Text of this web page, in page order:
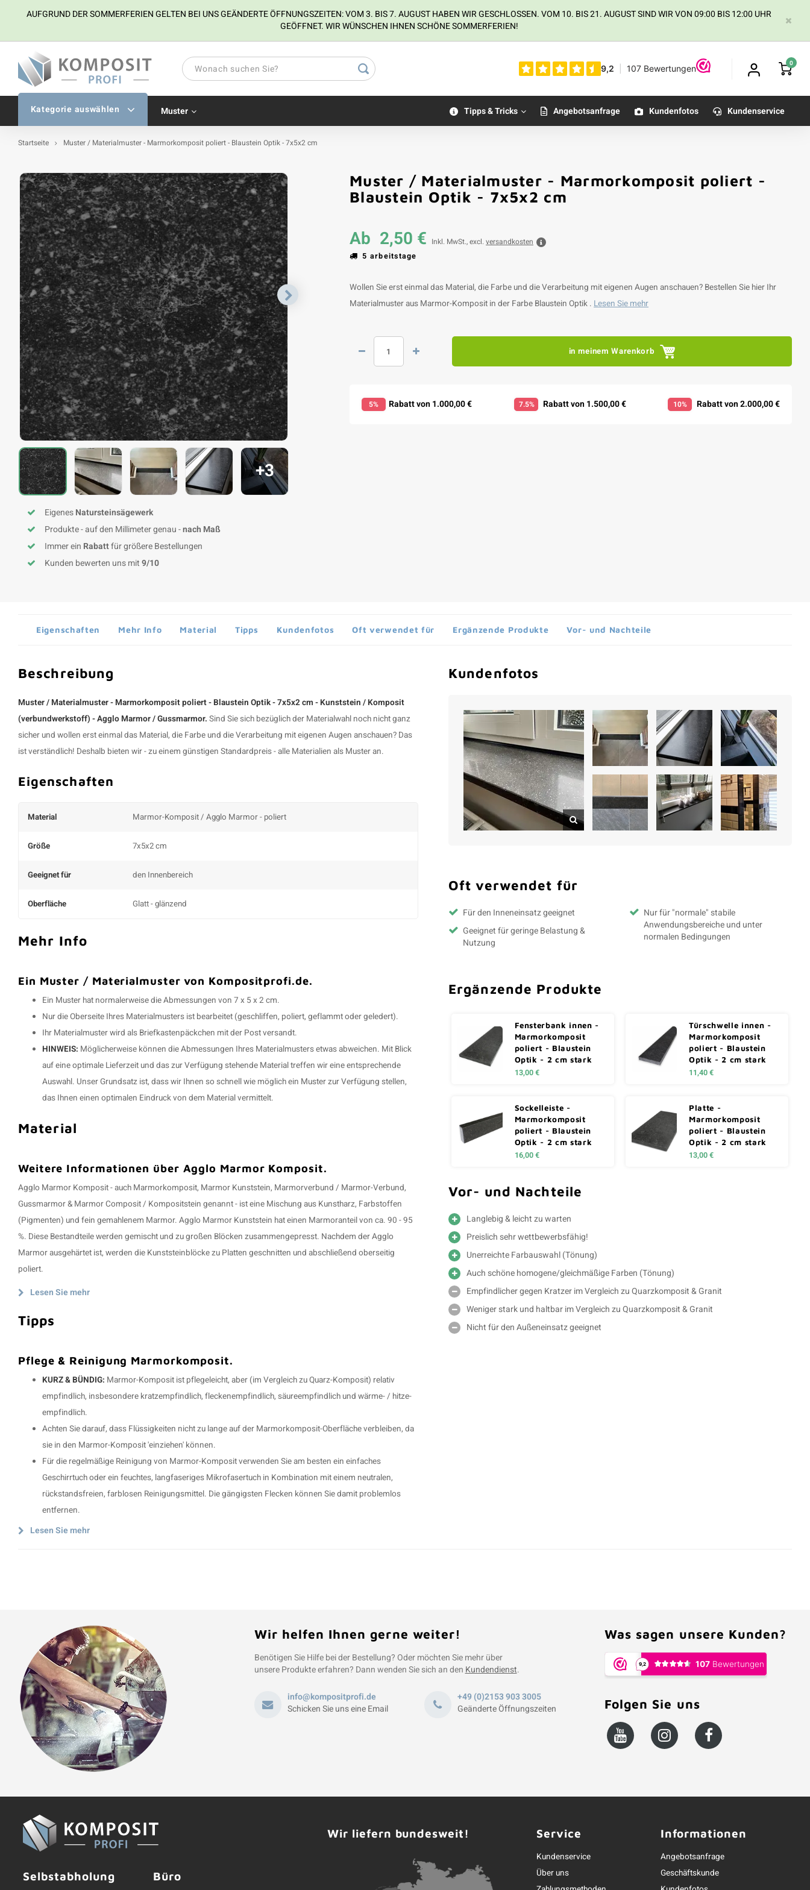
AUFGRUND DER SOMMERFERIEN GELTEN BEI UNS GEÄNDERTE ÖFFNUNGSZEITEN: VOM 3. BIS 7. AUGUST HABEN WIR GESCHLOSSEN. VOM 10. BIS 21. AUGUST SIND WIR VON 09:00 BIS 12:00 UHR
GEÖFFNET. WIR WÜNSCHEN IHNEN SCHÖNE SOMMERFERIEN!
0
Kategorie auswählen Muster Tipps & Tricks Angebotsanfrage Kundenfotos Kundenservice
Startseite Muster / Materialmuster - Marmorkomposit poliert - Blaustein Optik - 7x5x2 cm
Kundenfoto
+3
EigenesNatursteinsägewerk
Produkte - auf den Millimeter genau -nach Maß
Immer ein Rabattfür größere Bestellungen
Kunden bewerten uns mit9/10
Muster / Materialmuster - Marmorkomposit poliert -
Blaustein Optik - 7x5x2 cm
Ab 2,50 € Inkl. MwSt., excl. versandkosten
5 arbeitstage
Wollen Sie erst einmal das Material, die Farbe und die Verarbeitung mit eigenen Augen anschauen? Bestellen Sie hier Ihr
Materialmuster aus Marmor-Komposit in der Farbe Blaustein Optik . Lesen Sie mehr
in meinem Warenkorb
5% Rabatt von 1.000,00 € 7.5% Rabatt von 1.500,00 € 10% Rabatt von 2.000,00 €
Eigenschaften Mehr Info Material Tipps Kundenfotos Oft verwendet für Ergänzende Produkte Vor- und Nachteile
Beschreibung
Muster / Materialmuster - Marmorkomposit poliert - Blaustein Optik - 7x5x2 cm - Kunststein / Komposit
(verbundwerkstoff) - Agglo Marmor / Gussmarmor. Sind Sie sich bezüglich der Materialwahl noch nicht ganz
sicher und wollen erst einmal das Material, die Farbe und die Verarbeitung mit eigenen Augen anschauen? Das
ist verständlich! Deshalb bieten wir - zu einem günstigen Standardpreis - alle Materialien als Muster an.
Eigenschaften
Material Marmor-Komposit / Agglo Marmor - poliert
Größe 7x5x2 cm
Geeignet für den Innenbereich
Oberfläche Glatt - glänzend
Mehr Info
Ein Muster / Materialmuster von Kompositprofi.de.
Ein Muster hat normalerweise die Abmessungen von 7 x 5 x 2 cm.
Nur die Oberseite Ihres Materialmusters ist bearbeitet (geschliffen, poliert, geflammt oder geledert).
Ihr Materialmuster wird als Briefkastenpäckchen mit der Post versandt.
HINWEIS: Möglicherweise können die Abmessungen Ihres Materialmusters etwas abweichen. Mit Blick
auf eine optimale Lieferzeit und das zur Verfügung stehende Material treffen wir eine entsprechende
Auswahl. Unser Grundsatz ist, dass wir Ihnen so schnell wie möglich ein Muster zur Verfügung stellen,
das Ihnen einen optimalen Eindruck von dem Material vermittelt.
Material
Weitere Informationen über Agglo Marmor Komposit.
Agglo Marmor Komposit - auch Marmorkomposit, Marmor Kunststein, Marmorverbund / Marmor-Verbund,
Gussmarmor & Marmor Composit / Kompositstein genannt - ist eine Mischung aus Kunstharz, Farbstoffen
(Pigmenten) und fein gemahlenem Marmor. Agglo Marmor Kunststein hat einen Marmoranteil von ca. 90 - 95
%. Diese Bestandteile werden gemischt und zu großen Blöcken zusammengepresst. Nachdem der Agglo
Marmor ausgehärtet ist, werden die Kunststeinblöcke zu Platten geschnitten und abschließend oberseitig
poliert.
Lesen Sie mehr
Tipps
Pflege & Reinigung Marmorkomposit.
KURZ & BÜNDIG: Marmor-Komposit ist pflegeleicht, aber (im Vergleich zu Quarz-Komposit) relativ
empfindlich, insbesondere kratzempfindlich, fleckenempfindlich, säureempfindlich und wärme- / hitze-
empfindlich.
Achten Sie darauf, dass Flüssigkeiten nicht zu lange auf der Marmorkomposit-Oberfläche verbleiben, da
sie in den Marmor-Komposit 'einziehen' können.
Für die regelmäßige Reinigung von Marmor-Komposit verwenden Sie am besten ein einfaches
Geschirrtuch oder ein feuchtes, langfaseriges Mikrofasertuch in Kombination mit einem neutralen,
rückstandsfreien, farblosen Reinigungsmittel. Die gängigsten Flecken können Sie damit problemlos
entfernen.
Lesen Sie mehr
Kundenfotos
Oft verwendet für
Für den Inneneinsatz geeignet
Geeignet für geringe Belastung &
Nutzung
Nur für "normale" stabile
Anwendungsbereiche und unter
normalen Bedingungen
Ergänzende Produkte
Fensterbank innen -
Marmorkomposit
poliert - Blaustein
Optik - 2 cm stark
13,00 €
Türschwelle innen -
Marmorkomposit
poliert - Blaustein
Optik - 2 cm stark
11,40 €
Sockelleiste -
Marmorkomposit
poliert - Blaustein
Optik - 2 cm stark
16,00 €
Platte -
Marmorkomposit
poliert - Blaustein
Optik - 2 cm stark
13,00 €
Vor- und Nachteile
Langlebig & leicht zu warten
Preislich sehr wettbewerbsfähig!
Unerreichte Farbauswahl (Tönung)
Auch schöne homogene/gleichmäßige Farben (Tönung)
Empfindlicher gegen Kratzer im Vergleich zu Quarzkomposit & Granit
Weniger stark und haltbar im Vergleich zu Quarzkomposit & Granit
Nicht für den Außeneinsatz geeignet
Wir helfen Ihnen gerne weiter!
Benötigen Sie Hilfe bei der Bestellung? Oder möchten Sie mehr über
unsere Produkte erfahren? Dann wenden Sie sich an den Kundendienst.
info@kompositprofi.de
Schicken Sie uns eine Email
+49 (0)2153 903 3005
Geänderte Öffnungszeiten
Was sagen unsere Kunden?
Folgen Sie uns
Selbstabholung Büro
Wir liefern bundesweit! Service
Kundenservice
Über uns
Informationen
Angebotsanfrage
Geschäftskunde